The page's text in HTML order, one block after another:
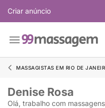
Criar anúncio
MASSAGISTAS EM RIO DE
Denise Rosa
Olá, trabalho com